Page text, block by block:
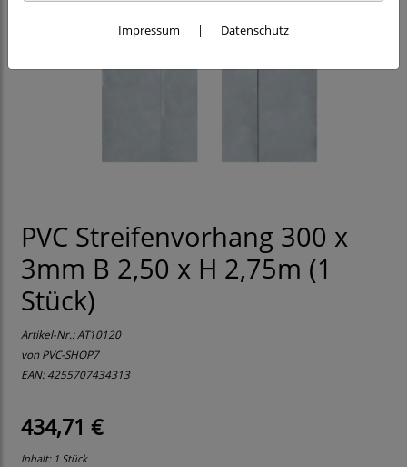
PVC Streifenvorhang 300 x
3mm B 2,50 x H 2,75m (1
Stück)
Artikel-Nr.:AT10120
vonPVC-SHOP7
EAN: 4255707434313
434,71 €
Inhalt: 1 Stück
Impressum | Datenschutz